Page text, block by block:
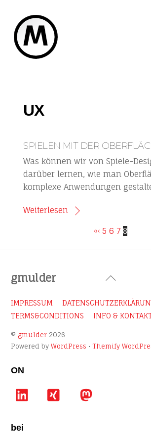
content
UX
SPIELEN MIT DER
Was können wir von Spiele-
darüber lernen, wie man
komplexe Anwendungen
Weiterlesen
«‹ 5 6 7 8
Back
Top
gmulder
IMPRESSUM
TERMS&CONDITIONS
INFO &
© gmulder 2026
Powered byWordPress • Themify
ON
LinkedIn Xing
bei